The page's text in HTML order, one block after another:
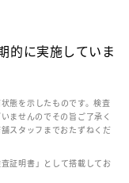
的に実施していま
態を示したものです。検査
ませんのでその旨ご了承く
スタッフまでおたずねくだ
証明書」として搭載してお